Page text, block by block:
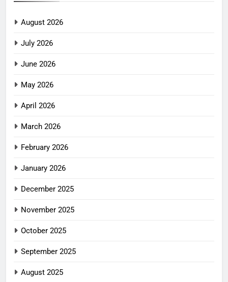
August 2026
July 2026
June 2026
May 2026
April 2026
March 2026
February 2026
January 2026
December 2025
November 2025
October 2025
September 2025
August 2025